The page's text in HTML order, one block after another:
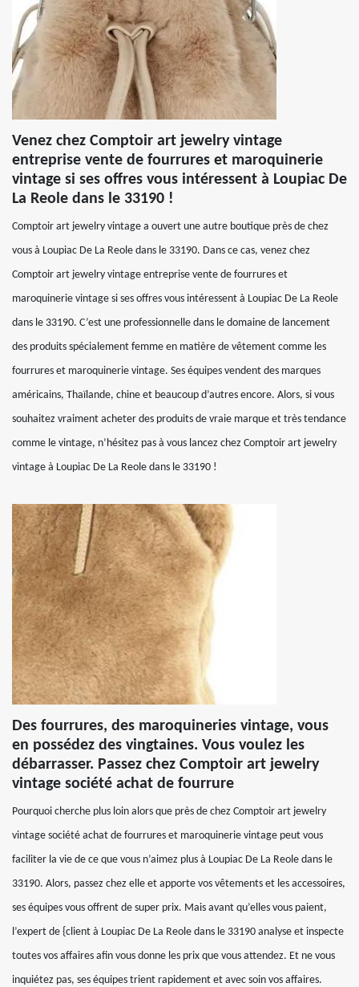
Venez chez Comptoir art jewelry vintage
entreprise vente de fourrures et maroquinerie
vintage si ses offres vous intéressent à Loupiac De
La Reole dans le 33190 !
Comptoir art jewelry vintage a ouvert une autre boutique près de chez
vous à Loupiac De La Reole dans le 33190. Dans ce cas, venez chez
Comptoir art jewelry vintage entreprise vente de fourrures et
maroquinerie vintage si ses offres vous intéressent à Loupiac De La Reole
dans le 33190. C’est une professionnelle dans le domaine de lancement
des produits spécialement femme en matière de vêtement comme les
fourrures et maroquinerie vintage. Ses équipes vendent des marques
américains, Thaïlande, chine et beaucoup d’autres encore. Alors, si vous
souhaitez vraiment acheter des produits de vraie marque et très tendance
comme le vintage, n’hésitez pas à vous lancez chez Comptoir art jewelry
vintage à Loupiac De La Reole dans le 33190 !
Des fourrures, des maroquineries vintage, vous
en possédez des vingtaines. Vous voulez les
débarrasser. Passez chez Comptoir art jewelry
vintage société achat de fourrure
Pourquoi cherche plus loin alors que près de chez Comptoir art jewelry
vintage société achat de fourrures et maroquinerie vintage peut vous
faciliter la vie de ce que vous n’aimez plus à Loupiac De La Reole dans le
33190. Alors, passez chez elle et apporte vos vêtements et les accessoires,
ses équipes vous offrent de super prix. Mais avant qu’elles vous paient,
l’expert de {client à Loupiac De La Reole dans le 33190 analyse et inspecte
toutes vos affaires afin vous donne les prix que vous attendez. Et ne vous
inquiétez pas, ses équipes trient rapidement et avec soin vos affaires.